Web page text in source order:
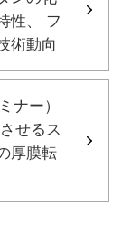
性、 フ
術動向
ナー）
せるス
厚膜転